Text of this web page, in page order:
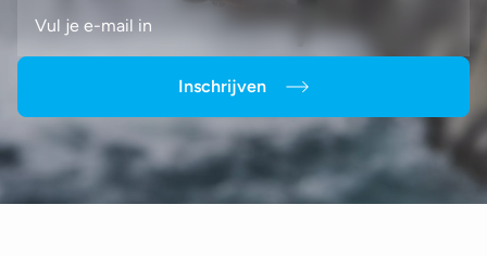
Inschrijven